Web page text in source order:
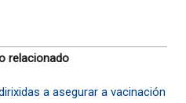
relacionado
a asegurar a vacinación